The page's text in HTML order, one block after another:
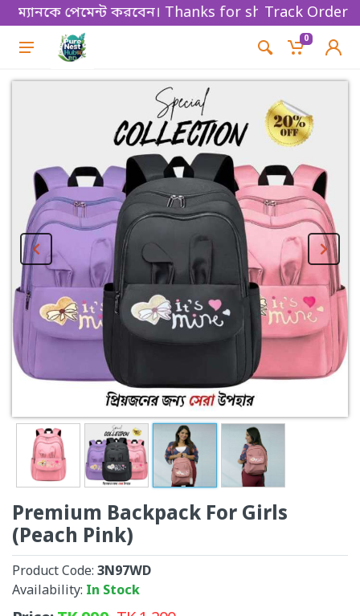
পেমেন্ট করবেন। Thanks for shopping!Track Order
0
Premium Backpack For Girls
(Peach Pink)
Product Code: 3N97WD
Availability: In Stock